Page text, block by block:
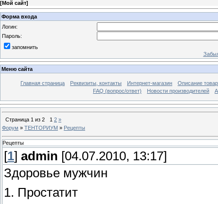
[Мой сайт]
Форма входа
Логин:
Пароль:
запомнить
Меню сайта
Главная страница Реквизиты, контакты Интернет-магазин
Описание
FAQ (вопрос/ответ)
Новости производителей
Страница 1 из 2 1 2 »
Форум » ТЕНТОРИУМ » Рецепты
Рецепты
[1] admin [04.07.2010, 13:17]
Здоровье мужчин
1. Простатит